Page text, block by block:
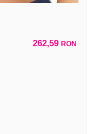
262,59 RON